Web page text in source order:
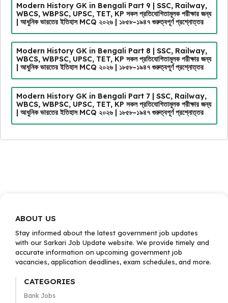
Modern History GK in Bengali Part 9 | SSC, Railway,
WBCS, WBPSC, UPSC, TET, KP সকল প্রতিযোগিতামূলক পরীক্ষার জন্য
| আধুনিক ভারতের ইতিহাস MCQ ২০২৬ | ১৮৫৮-১৯৪৭ গুরুত্বপূর্ণ প্রশ্নোত্তর
Modern History GK in Bengali Part 8 | SSC, Railway,
WBCS, WBPSC, UPSC, TET, KP সকল প্রতিযোগিতামূলক পরীক্ষার জন্য
| আধুনিক ভারতের ইতিহাস MCQ ২০২৬ | ১৮৫৮-১৯৪৭ গুরুত্বপূর্ণ প্রশ্নোত্তর
Modern History GK in Bengali Part 7 | SSC, Railway,
WBCS, WBPSC, UPSC, TET, KP সকল প্রতিযোগিতামূলক পরীক্ষার জন্য
| আধুনিক ভারতের ইতিহাস MCQ ২০২৬ | ১৮৫৮-১৯৪৭ গুরুত্বপূর্ণ প্রশ্নোত্তর
ABOUT US
Stay informed about the latest government job updates
with our Sarkari Job Update website. We provide timely and
accurate information on upcoming government job
vacancies, application deadlines, exam schedules, and more.
CATEGORIES
Bank Jobs